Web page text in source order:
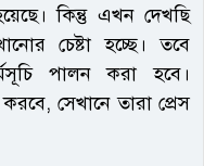
কিন্তু এখন দেখছি
চেষ্টা হচ্ছে। তবে
পালন করা হবে।
সেখানে তারা প্রেস